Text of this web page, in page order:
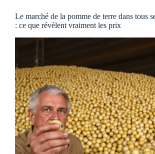
Le marché de la pomme de terre dans tous
: ce que révèlent vraiment les prix